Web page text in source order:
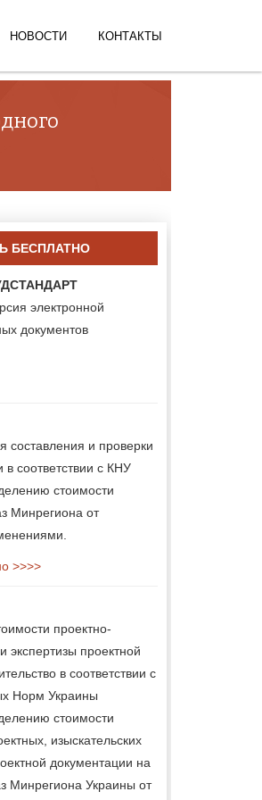
НОВОСТИ КОНТАКТЫ
БЕСПЛАТНО
электронной
документов
и проверки
соответствии с КНУ
стоимости
Минрегиона от
>>>>
проектно-
экспертизы проектной
в соответствии с
Норм Украины
стоимости
изыскательских
документации на
Минрегиона Украины от